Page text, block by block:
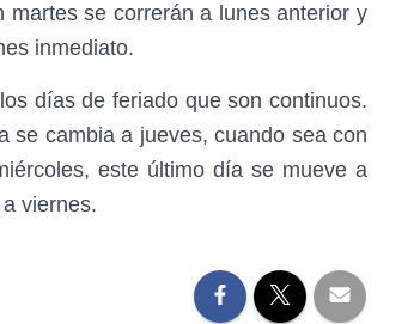
se correrán a lunes anterior y
inmediato.
días de feriado que son continuos.
se cambia a jueves, cuando sea con
este último día se mueve a
viernes.